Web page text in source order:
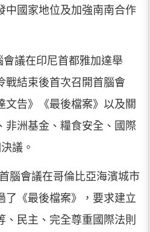
中國家地位及加強南南合作
議在印尼首都雅加達舉
戰結束後首次召開首腦會
文告》《最後檔案》以及關
非洲基金、糧食安全、國際
議。
腦會議在哥倫比亞海濱城市
了《最後檔案》，要求建立
民主、完全尊重國際法則